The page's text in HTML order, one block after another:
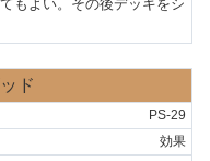
もよい。その後デッキをシ
ド
PS-29
効果